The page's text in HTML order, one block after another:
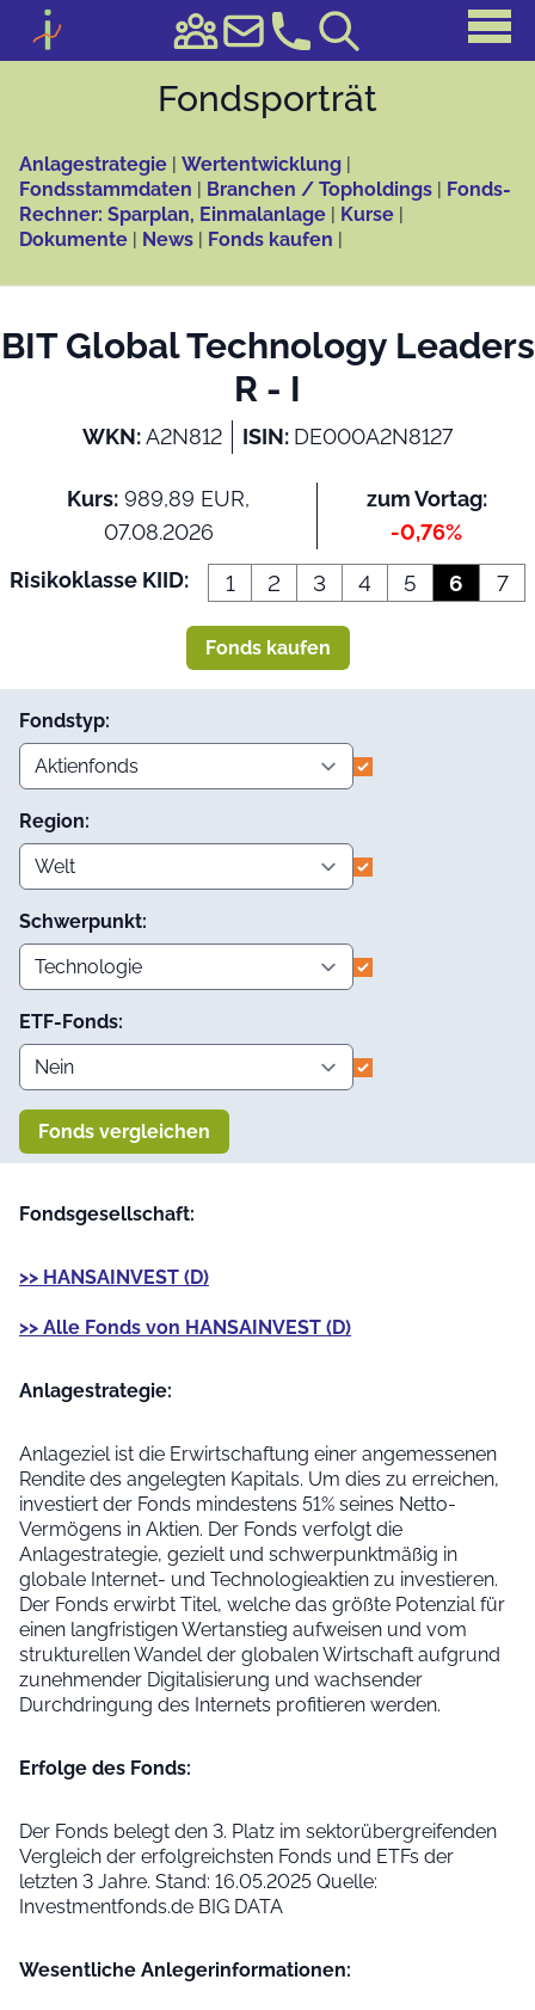
Fonds­porträt
Anlagestrategie | Wertentwicklung |
Fondsstammdaten | Branchen / Topholdings | Fonds-
Rechner: Sparplan, Einmalanlage | Kurse |
Dokumente | News | Fonds kaufen |
BIT Global Technology Leaders
R - I
WKN:A2N812 ISIN: DE000A2N8127
Kurs: 989,89 EUR,
07.08.2026
zum Vortag:
-0,76%
Risikoklasse KIID:
1 2 3 4 5 6 7
Fonds kaufen
Fondstyp:
Region:
Schwerpunkt:
ETF-Fonds:
Fonds vergleichen
Fondsgesellschaft:
>> HANSAINVEST (D)
>> Alle Fonds von HANSAINVEST (D)
Anlage­strategie:
Anlageziel ist die Erwirtschaftung einer angemessenen
Rendite des angelegten Kapitals. Um dies zu erreichen,
investiert der Fonds mindestens 51% seines Netto-
Vermögens in Aktien. Der Fonds verfolgt die
Anlagestrategie, gezielt und schwerpunktmäßig in
globale Internet- und Technologieaktien zu investieren.
Der Fonds erwirbt Titel, welche das größte Potenzial für
einen langfristigen Wertanstieg aufweisen und vom
strukturellen Wandel der globalen Wirtschaft aufgrund
zunehmender Digitalisierung und wachsender
Durchdringung des Internets profitieren werden.
Erfolge des Fonds:
Der Fonds belegt den 3. Platz im sektorübergreifenden
Vergleich der erfolgreichsten Fonds und ETFs der
letzten 3 Jahre. Stand: 16.05.2025 Quelle:
Investmentfonds.de BIG DATA
Wesentliche Anleger­informationen: